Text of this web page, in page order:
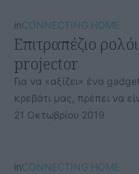
inCONNECTING HOME
Επιτραπέζιο
projector
Για να «αξίζει» ένα
κρεβάτι μας, πρέπει να
21 Οκτωβρίου 2019
inCONNECTING HOME